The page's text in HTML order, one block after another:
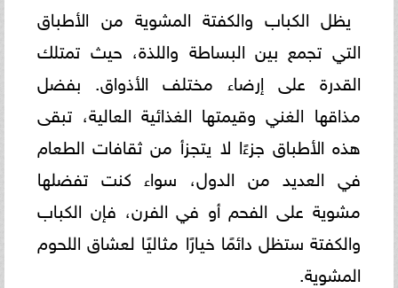
يظل الكباب والكفتة المشوية من الأطباق
التي تجمع بين البساطة واللذة، حيث تمتلك
القدرة على إرضاء مختلف الأذواق. بفضل
مذاقها الغني وقيمتها الغذائية العالية، تبقى
هذه الأطباق جزءًا لا يتجزأ من ثقافات الطعام
في العديد من الدول، سواء كنت تفضلها
مشوية على الفحم أو في الفرن، فإن الكباب
والكفتة ستظل دائمًا خيارًا مثاليًا لعشاق اللحوم
المشوية.